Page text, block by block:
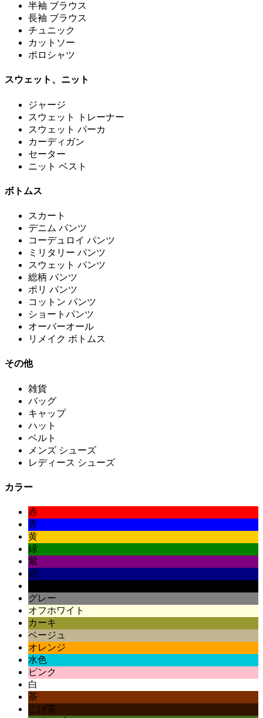
半袖 ブラウス
長袖 ブラウス
チュニック
カットソー
ポロシャツ
スウェット、ニット
ジャージ
スウェット トレーナー
スウェット パーカ
カーディガン
セーター
ニット ベスト
ボトムス
スカート
デニム パンツ
コーデュロイ パンツ
ミリタリー パンツ
スウェット パンツ
総柄 パンツ
ポリ パンツ
コットン パンツ
ショートパンツ
オーバーオール
リメイク ボトムス
その他
雑貨
バッグ
キャップ
ハット
ベルト
メンズ シューズ
レディース シューズ
カラー
赤
青
黄
緑
紫
紺
グレー
オフホワイト
カーキ
ベージュ
オレンジ
水色
ピンク
白
茶
こげ茶